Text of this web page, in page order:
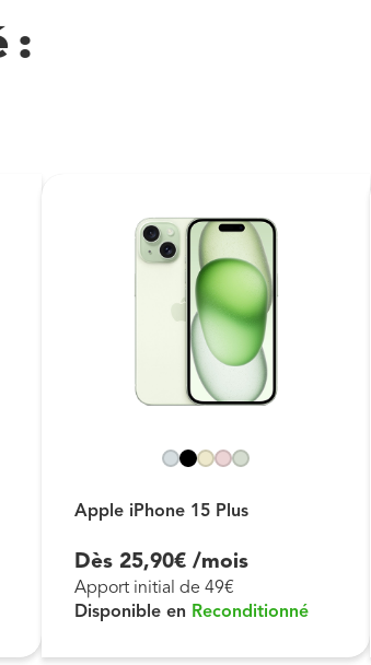
:
Apple iPhone 15 Plus
Dès 25,90€ /mois
Apport initial de 49€
Disponible en Reconditionné